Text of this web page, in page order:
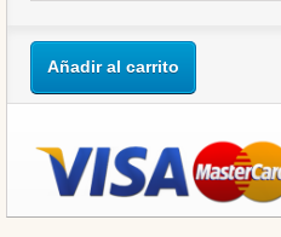
Añadir al carrito